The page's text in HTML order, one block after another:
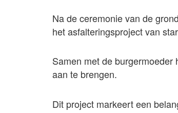
Na de ceremonie van de
het asfalteringsproject van
Samen met de
aan te brengen.
Dit project markeert een